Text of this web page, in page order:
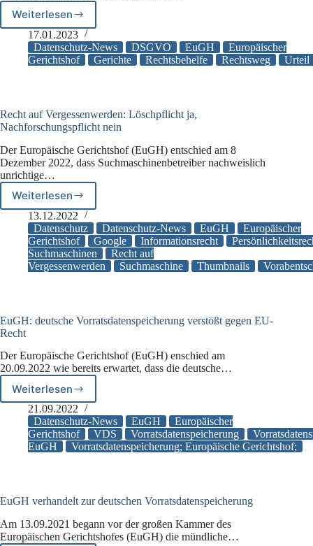
Weiterlesen
EuGH:
Zivil-
und
verwaltungsrechtliche
und
unabhängig
eingelegt
werden
17.01.2023
Datenschutz-News
DSGVO EuGH
Europäischer
Gerichtshof
Gerichte Rechtsbehelfe Rechtsweg Urteil
Recht auf Vergessenwerden: Löschpflicht ja,
Nachforschungspflicht nein
Der Europäische Gerichtshof (EuGH) entschied am 8
Dezember 2022, dass Suchmaschinenbetreiber nachweislich
unrichtige…
Weiterlesen
Recht
auf
Vergessenwerden:
Löschpflicht
ja,
Nachforschungspflicht
13.12.2022
Datenschutz
Datenschutz-News EuGH
Europäischer
Gerichtshof
Google Informationsrecht
Suchmaschinen
Recht auf
Vergessenwerden
Suchmaschine Thumbnails
EuGH: deutsche Vorratsdatenspeicherung verstößt gegen EU-
Recht
Der Europäische Gerichtshof (EuGH) enschied am
20.09.2022 wie bereits erwartet, dass die deutsche…
Weiterlesen
EuGH:
deutsche
Vorratsdatenspeicherung
verstößt
gegen
21.09.2022
Datenschutz-News
EuGH
Europäischer
Gerichtshof
VDS Vorratsdatenspeicherung
EuGH
Vorratsdatenspeicherung; Europäische Gerichtshof;
EuGH verhandelt zur deutschen Vorratsdatenspeicherung
Am 13.09.2021 begann vor der großen Kammer des
Europäischen Gerichtshofes (EuGH) die mündliche…